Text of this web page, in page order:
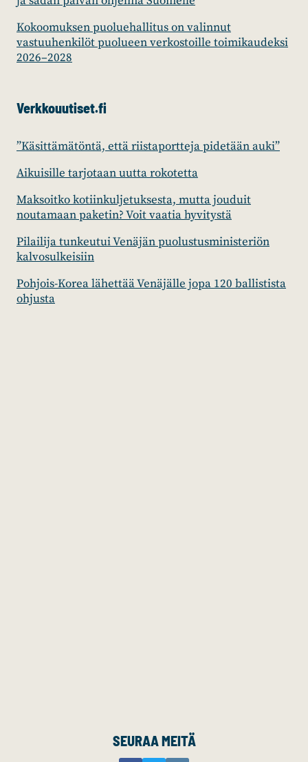
Kokoomuksen puoluehallitus on valinnut
vastuuhenkilöt puolueen verkostoille toimikaudeksi
2026–2028
Verkkouutiset.fi
”Käsittämätöntä, että riistaportteja pidetään auki”
Aikuisille tarjotaan uutta rokotetta
Maksoitko kotiinkuljetuksesta, mutta jouduit
noutamaan paketin? Voit vaatia hyvitystä
Pilailija tunkeutui Venäjän puolustusministeriön
kalvosulkeisiin
Pohjois-Korea lähettää Venäjälle jopa 120 ballistista
ohjusta
SEURAA MEITÄ